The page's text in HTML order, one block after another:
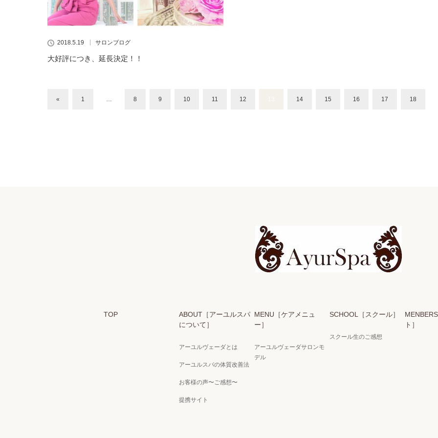
2018.5.19 サロンブログ
大好評につき、延長決定！！
« 1 … 8 9 10 11 12 14 15 16 17 18
TOP
ABOUT［アーユルスパ
について］
アーユルヴェーダとは
アーユルスパの体質改善法
お客様の声〜ご感想〜
提携サイト
MENU［ケアメニュ
ー］
アーユルヴェーダサロンモ
デル
SCHOOL［スクール］
スクール生のご感想
ト］